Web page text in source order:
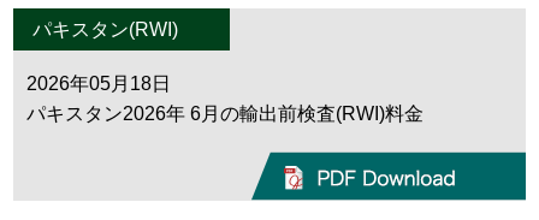
パキスタン(RWI)
2026年05月18日
パキスタン2026年 6月の輸出前検査(RWI)料金